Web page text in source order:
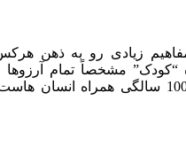
زیادی رو به ذهن هرکس
مشخصاً تمام آرزوها و